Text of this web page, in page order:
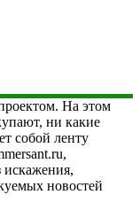
На этом
ни какие
собой ленту
искажения,
новостей